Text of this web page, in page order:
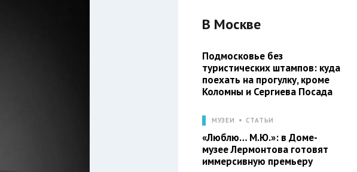
В Москве
Подмосковье без
туристических штампов: куда
поехать на прогулку, кроме
Коломны и Сергиева Посада
МУЗЕИ СТАТЬИ
«Люблю… М.Ю.»: в Доме-
музее Лермонтова готовят
иммерсивную премьеру